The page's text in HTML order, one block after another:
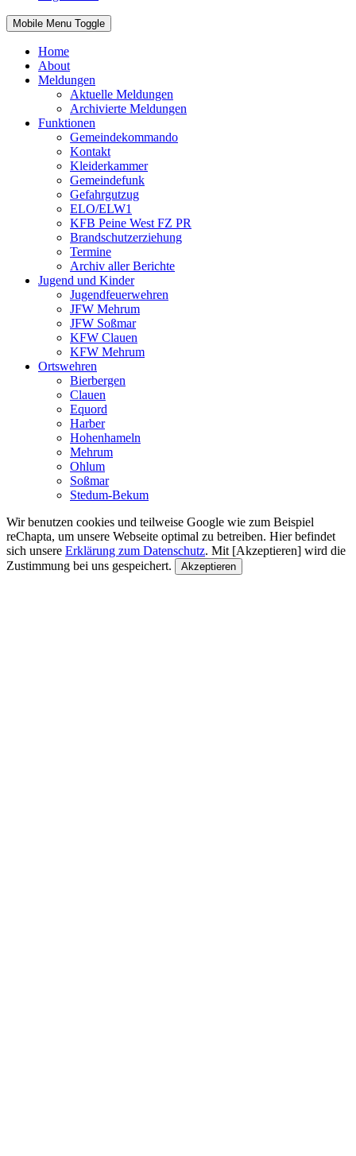
Mobile Menu Toggle
Home
About
Meldungen
Aktuelle Meldungen
Archivierte Meldungen
Funktionen
Gemeindekommando
Kontakt
Kleiderkammer
Gemeindefunk
Gefahrgutzug
ELO/ELW1
KFB Peine West FZ PR
Brandschutzerziehung
Termine
Archiv aller Berichte
Jugend und Kinder
Jugendfeuerwehren
JFW Mehrum
JFW Soßmar
KFW Clauen
KFW Mehrum
Ortswehren
Bierbergen
Clauen
Equord
Harber
Hohenhameln
Mehrum
Ohlum
Soßmar
Stedum-Bekum
Wir benutzen cookies und teilweise Google wie zum Beispiel
reChapta, um unsere Webseite optimal zu betreiben. Hier befindet
sich unsere Erklärung zum Datenschutz. Mit [Akzeptieren] wird die
Zustimmung bei uns gespeichert.
Akzeptieren